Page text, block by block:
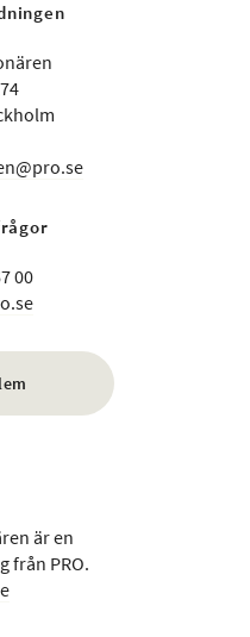
00
är en
från PRO.